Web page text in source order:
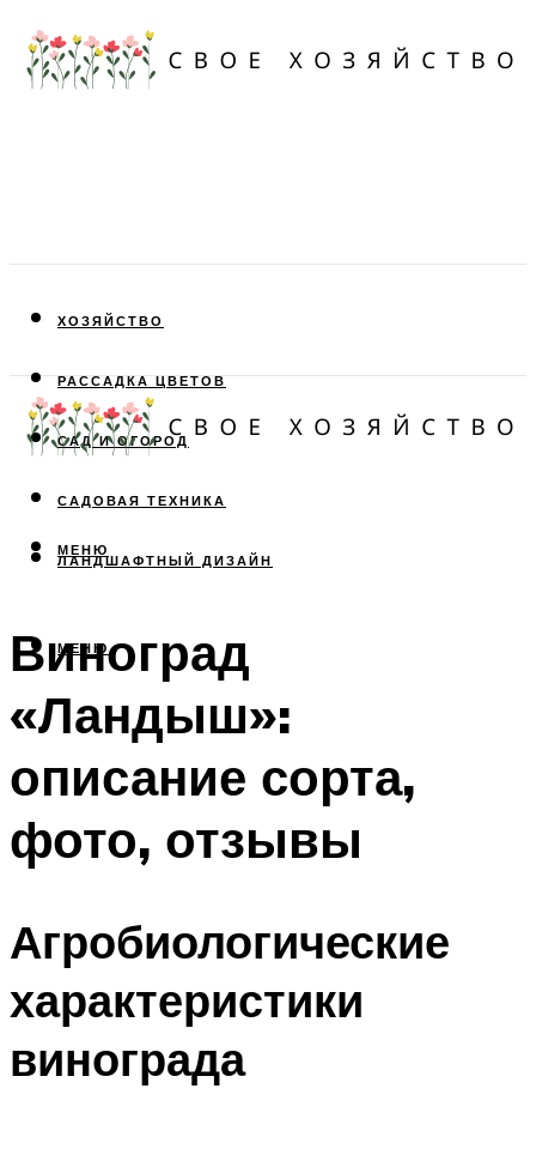
ХОЗЯЙСТВО
РАССАДКА ЦВЕТОВ
САД И ОГОРОД
САДОВАЯ ТЕХНИКА
ЛАНДШАФТНЫЙ ДИЗАЙН
МЕНЮ
МЕНЮ
Виноград
«Ландыш»:
описание сорта,
фото, отзывы
Агробиологические
характеристики
винограда